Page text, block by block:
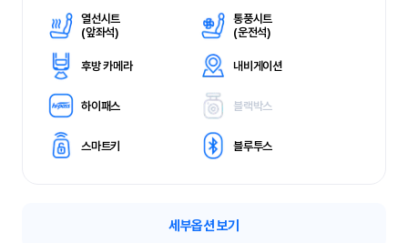
열선시트
(앞좌석)
통풍시트
(운전석)
후방 카메라 내비게이션
하이패스 블랙박스
스마트키 블루투스
세부옵션 보기